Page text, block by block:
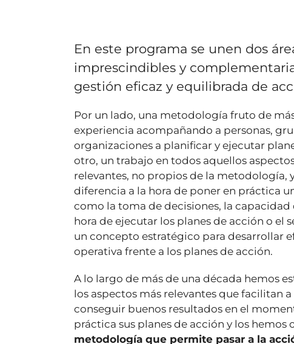
En este programa se unen dos
imprescindibles y
gestión eficaz y equilibrada de
Por un lado, una metodología fruto de
experiencia acompañando a personas,
organizaciones a planificar y ejecutar
otro, un trabajo en todos aquellos
relevantes, no propios de la metodología,
diferencia a la hora de poner en práctica
como la toma de decisiones, la capacidad
hora de ejecutar los planes de acción o el
un concepto estratégico para desarrollar
operativa frente a los planes de acción.
A lo largo de más de una década hemos
los aspectos más relevantes que facilitan a
conseguir buenos resultados en el
práctica sus planes de acción y los hemos
metodología que permite pasar a la